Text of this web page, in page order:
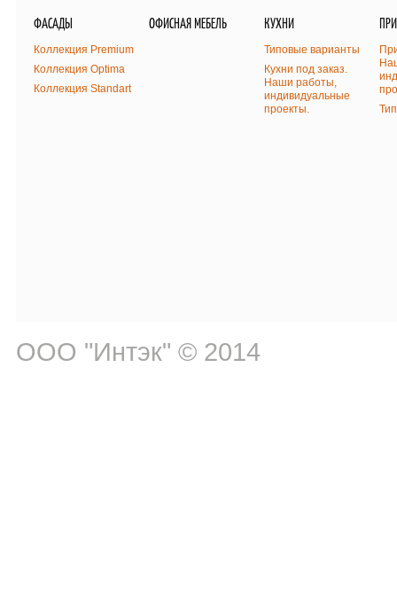
ФАСАДЫ
Коллекция Premium
Коллекция Optima
Коллекция Standart
ОФИСНАЯ МЕБЕЛЬ КУХНИ
Типовые варианты
Кухни под заказ.
Наши работы,
индивидуальные
проекты.
ООО "Интэк" © 2014